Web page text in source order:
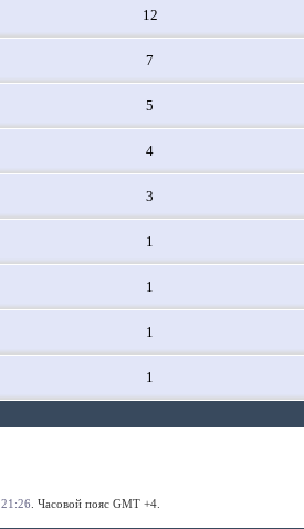
12
7
5
4
3
1
1
1
1
21:26 . Часовой пояс GMT +4.